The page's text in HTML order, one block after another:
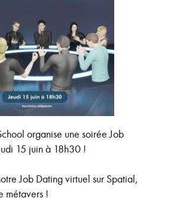
organise une soirée Job
15 juin à 18h30 !
Job Dating virtuel sur Spatial,
métavers !